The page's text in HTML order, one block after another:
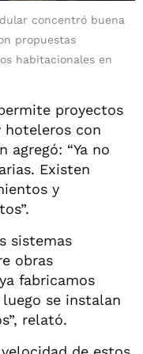
concentró buena
propuestas
habitacionales en
proyectos
hoteleros con
“Ya no
Existen
y
sistemas
obras
fabricamos
se instalan
relató.